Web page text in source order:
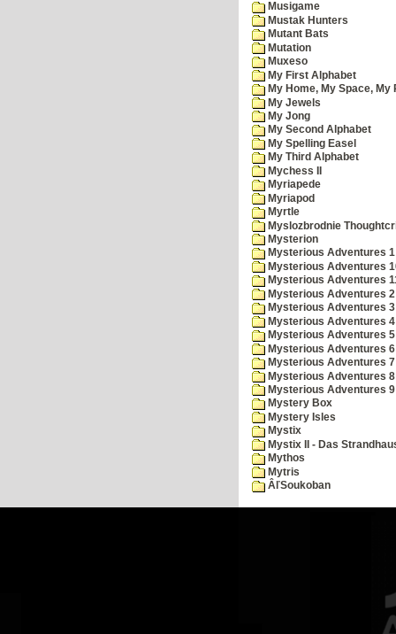
Musigame
Mustak Hunters
Mutant Bats
Mutation
Muxeso
My First Alphabet
My Home, My Space, My
My Jewels
My Jong
My Second Alphabet
My Spelling Easel
My Third Alphabet
Mychess II
Myriapede
Myriapod
Myrtle
Myslozbrodnie
Mysterion
Mysterious Adventures
Mysterious Adventures
Mysterious Adventures
Mysterious Adventures
Mysterious Adventures
Mysterious Adventures
Mysterious Adventures
Mysterious Adventures
Mysterious Adventures
Mysterious Adventures
Mysterious Adventures
Mystery Box
Mystery Isles
Mystix
Mystix II - Das
Mythos
Mytris
ÂľSoukoban